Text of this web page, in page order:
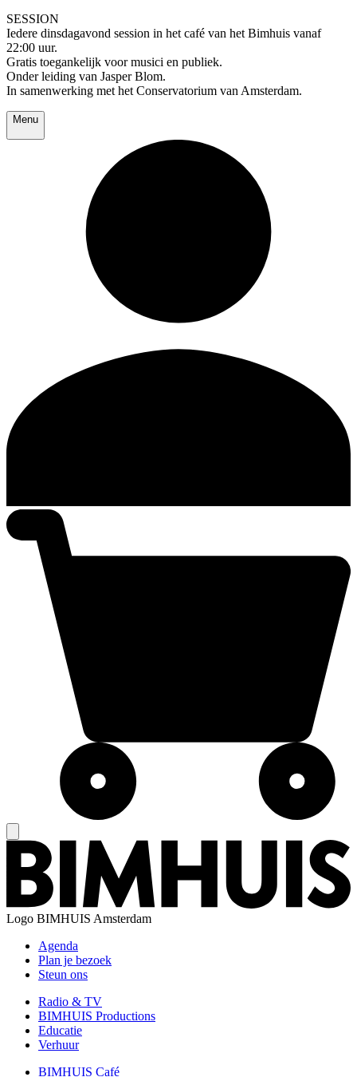
SESSION
Iedere dinsdagavond session in het café van het Bimhuis vanaf
22:00 uur.
Gratis toegankelijk voor musici en publiek.
Onder leiding van Jasper Blom.
In samenwerking met het Conservatorium van Amsterdam.
Menu
Logo BIMHUIS Amsterdam
Agenda
Plan je bezoek
Steun ons
Radio & TV
BIMHUIS Productions
Educatie
Verhuur
BIMHUIS Café